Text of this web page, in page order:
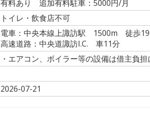
有料あり 追加有料駐車：5000円/月
トイレ・飲食店不可
電車：中央本線上諏訪駅 1500m 徒歩
高速道路：中央道諏訪I.C. 車11分
・エアコン、ボイラー等の設備は借主負
2026-07-21